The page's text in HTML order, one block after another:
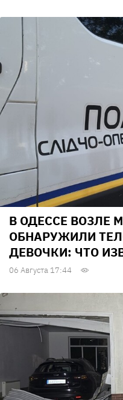
В ОДЕССЕ ВОЗЛЕ
ОБНАРУЖИЛИ
ДЕВОЧКИ: ЧТО
06 Августа 17:44